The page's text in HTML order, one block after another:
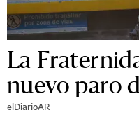
La
nuevo paro
elDiarioAR